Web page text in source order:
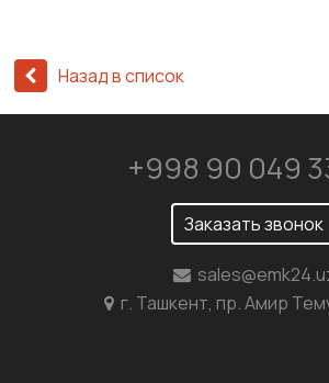
Назад в список
+998 90 049
Заказать звонок
г. Ташкент, пр. Амир